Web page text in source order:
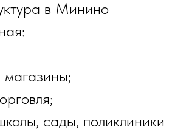
в Минино
сады, поликлиники